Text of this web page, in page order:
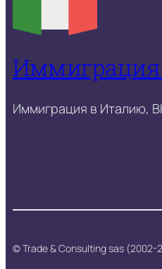
Иммиграция в Италию,
© Trade & Consulting sas (2002-